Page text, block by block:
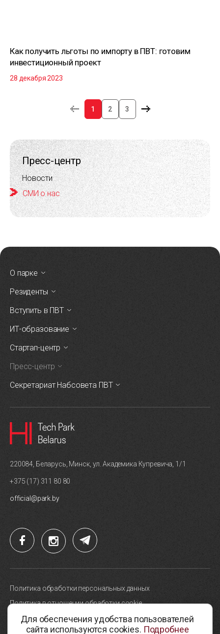
Пресс-центр
Новости
СМИ о нас
Как получить льготы по импорту в ПВТ: готовим
инвестиционный проект
28 декабря 2023
1 2 3
О парке
Резиденты
Вступить в ПВТ
ИТ-образование
Стартап-центр
Пресс-центр
Секретариат Набсовета ПВТ
220084, Беларусь, Минск, ул. Академика Купревича, 1/1
+375 (17) 311 80 80
official@park.by
Политика обработки персональных данных
Политика в отношении обработки cookie
Карта сайта
Для обеспечения удобства пользователей
сайта используются cookies. Подробнее